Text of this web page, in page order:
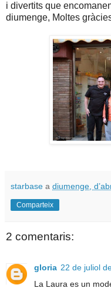
i divertits que
diumenge, Moltes
starbase a diumenge,
Comparteix
2 comentaris:
gloria 22 de juliol
La Laura es un